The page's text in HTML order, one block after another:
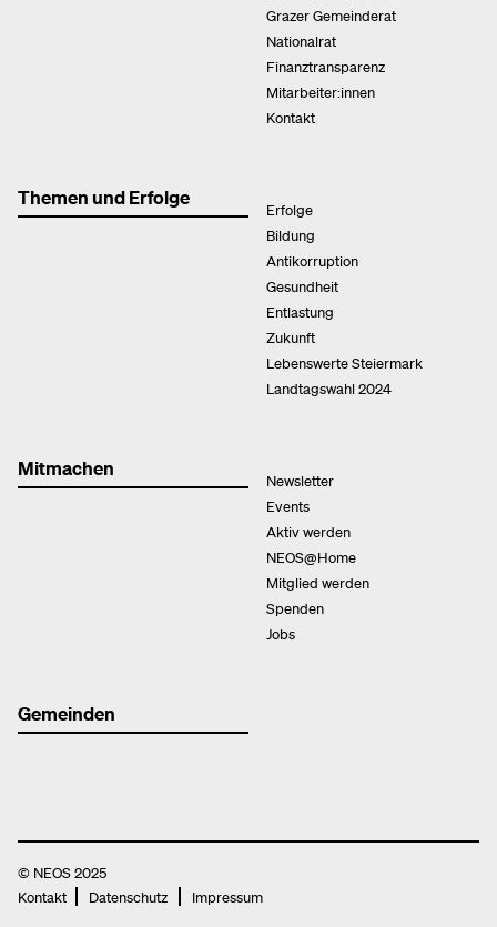
Grazer Gemeinderat
Nationalrat
Finanztransparenz
Mitarbeiter:innen
Kontakt
Themen und Erfolge
Erfolge
Bildung
Antikorruption
Gesundheit
Entlastung
Zukunft
Lebenswerte Steiermark
Landtagswahl 2024
Mitmachen
Newsletter
Events
Aktiv werden
NEOS@Home
Mitglied werden
Spenden
Jobs
Gemeinden
© NEOS 2025
Kontakt
Datenschutz Impressum